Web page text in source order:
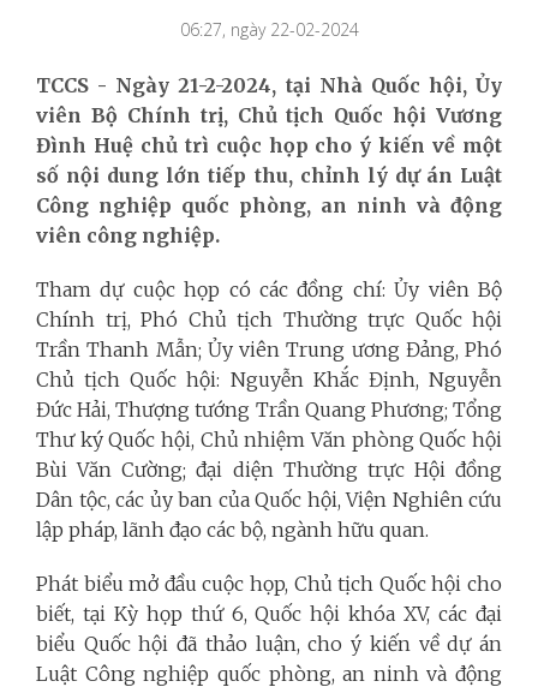
06:27, ngày 22-02-2024
TCCS - Ngày 21-2-2024, tại Nhà Quốc hội, Ủy
viên Bộ Chính trị, Chủ tịch Quốc hội Vương
Đình Huệ chủ trì cuộc họp cho ý kiến về một
số nội dung lớn tiếp thu, chỉnh lý dự án Luật
Công nghiệp quốc phòng, an ninh và động
viên công nghiệp.
Tham dự cuộc họp có các đồng chí: Ủy viên Bộ
Chính trị, Phó Chủ tịch Thường trực Quốc hội
Trần Thanh Mẫn; Ủy viên Trung ương Đảng, Phó
Chủ tịch Quốc hội: Nguyễn Khắc Định, Nguyễn
Đức Hải, Thượng tướng Trần Quang Phương; Tổng
Thư ký Quốc hội, Chủ nhiệm Văn phòng Quốc hội
Bùi Văn Cường; đại diện Thường trực Hội đồng
Dân tộc, các ủy ban của Quốc hội, Viện Nghiên cứu
lập pháp, lãnh đạo các bộ, ngành hữu quan.
Phát biểu mở đầu cuộc họp, Chủ tịch Quốc hội cho
biết, tại Kỳ họp thứ 6, Quốc hội khóa XV, các đại
biểu Quốc hội đã thảo luận, cho ý kiến về dự án
Luật Công nghiệp quốc phòng, an ninh và động